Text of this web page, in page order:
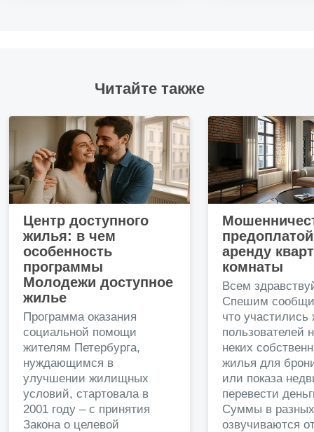
Читайте также
Центр доступного
жилья: в чем
особенность
программы
Молодежи доступное
жилье
Программа оказания
социальной помощи
жителям Петербурга,
нуждающимся в
улучшении жилищных
условий, стартовала в
2001 году – с принятия
Закона о целевой
аренду
комнаты
Всем
Спешим
что
пользователей
неких
жилья для
или показа
перевести
Суммы в
озвучиваются